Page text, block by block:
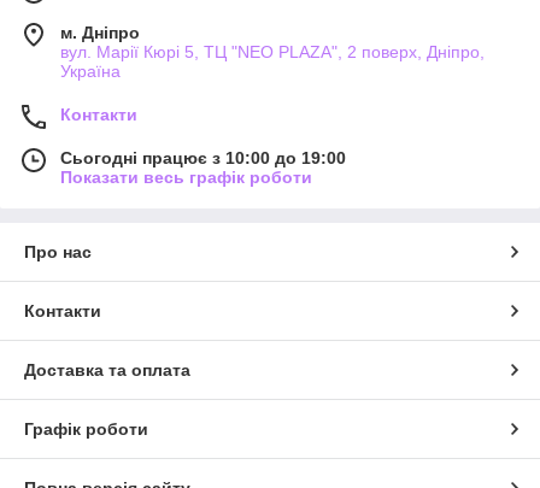
м. Дніпро
вул. Марії Кюрі 5, ТЦ "NEO PLAZA", 2 поверх, Дніпро,
Україна
Контакти
Сьогодні працює з 10:00 до 19:00
Показати весь графік роботи
Про нас
Контакти
Доставка та оплата
Графік роботи